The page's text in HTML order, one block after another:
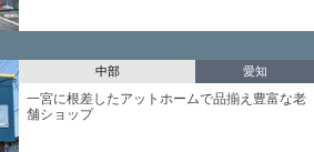
中部 愛知
一宮に根差したアットホームで品揃え豊富な老
舗ショップ